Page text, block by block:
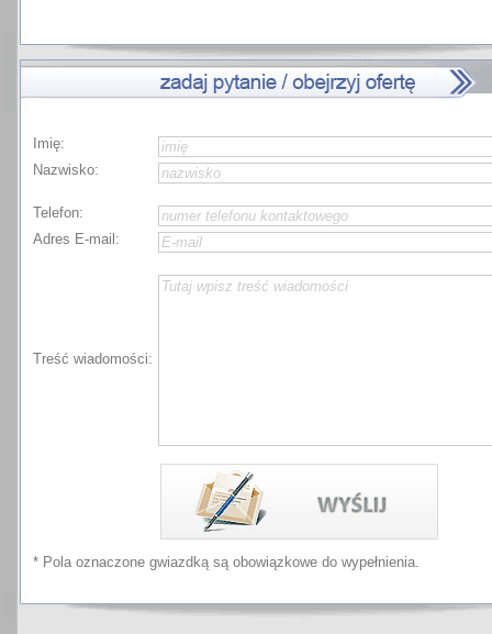
Imię:
Nazwisko:
Telefon:
Adres E-mail:
Treść wiadomości:
* Pola oznaczone gwiazdką są obowiązkowe do wypełnienia.